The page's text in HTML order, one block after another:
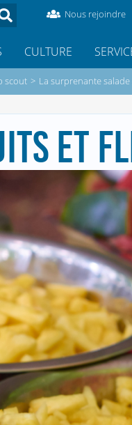
Nous rejoindre
CULTURE
scout > La surprenante
ET